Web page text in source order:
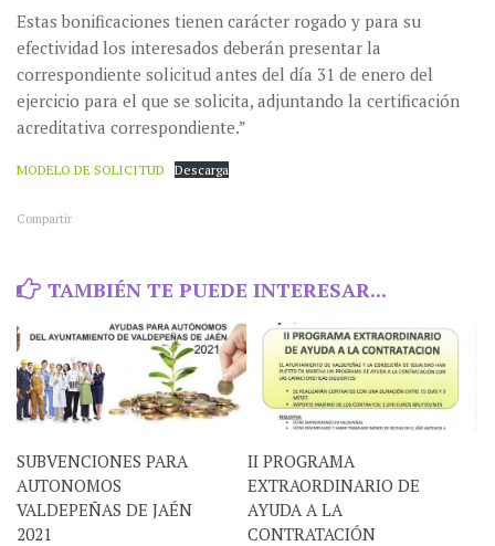
Estas bonificaciones tienen carácter rogado y para su
efectividad los interesados deberán presentar la
correspondiente solicitud antes del día 31 de enero del
ejercicio para el que se solicita, adjuntando la certificación
acreditativa correspondiente.”
MODELO DE SOLICITUD Descarga
Compartir
TAMBIÉN TE PUEDE INTERESAR...
SUBVENCIONES PARA
AUTONOMOS
VALDEPEÑAS DE JAÉN
2021
II PROGRAMA
EXTRAORDINARIO DE
AYUDA A LA
CONTRATACIÓN